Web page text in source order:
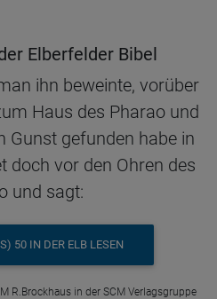
Elberfelder Bibel
ihn beweinte, vorüber
Haus des Pharao und
Gunst gefunden habe in
doch vor den Ohren des
und sagt:
50 IN DER ELB LESEN
R.Brockhaus in der SCM Verlagsgruppe